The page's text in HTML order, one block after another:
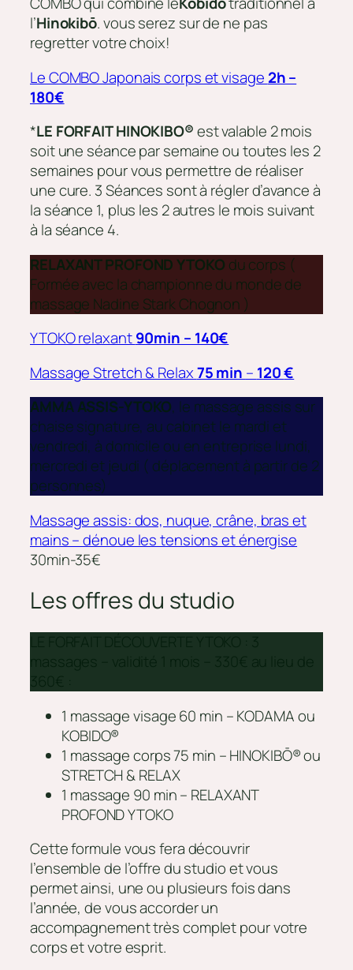
l’Hinokibō. vous serez sur de ne pas
regretter votre choix!
Le COMBO Japonais corps et visage 2h –
180€
*LE FORFAIT HINOKIBO®est valable 2 mois
soit une séance par semaine ou toutes les 2
semaines pour vous permettre de réaliser
une cure. 3 Séances sont à régler d’avance à
la séance 1, plus les 2 autres le mois suivant
à la séance 4.
RELAXANT PROFOND YTOKO du corps (
Formée avec la championne du monde de
massage Nadine Stark Chognon )
YTOKO relaxant90min – 140€
Massage Stretch & Relax75 min – 120€
AMMA ASSIS-YTOKO, le massage assis sur
chaise signature, au cabinet le mardi et
vendredi, à domicile ou en entreprise lundi,
mercredi et jeudi ( déplacement à partir de 2
personnes)
Massage assis: dos, nuque, crâne, bras et
mains – dénoue les tensions et énergise
30min-35€
Les offres du studio
1 massage visage 60 min – KODAMA ou
KOBIDO®
1 massage corps 75 min – HINOKIBŌ® ou
STRETCH & RELAX
1 massage 90 min – RELAXANT
PROFOND YTOKO
Cette formule vous fera découvrir
l’ensemble de l’offre du studio et vous
permet ainsi, une ou plusieurs fois dans
l’année, de vous accorder un
accompagnement très complet pour votre
corps et votre esprit.